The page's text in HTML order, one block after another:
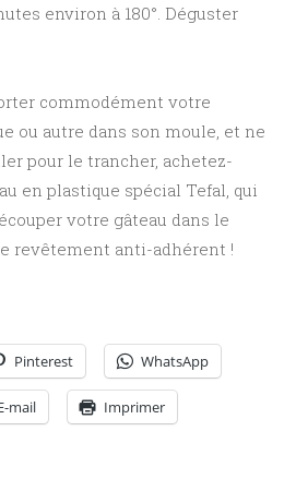
environ à 180°. Déguster
commodément votre
ou autre dans son moule, et ne
pour le trancher, achetez-
en plastique spécial Tefal, qui
votre gâteau dans le
revêtement anti-adhérent !
Pinterest WhatsApp
mail Imprimer